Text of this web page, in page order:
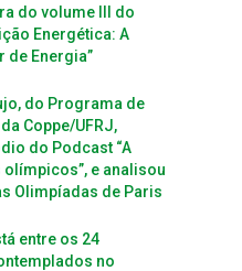
do volume III do
Energética: A
de Energia”
do Programa de
Coppe/UFRJ,
do Podcast “A
e analisou
Olimpíadas de Paris
entre os 24
no